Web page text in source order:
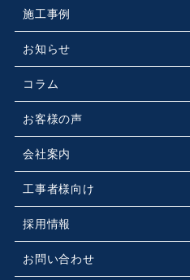
施工事例
お知らせ
コラム
お客様の声
会社案内
工事者様向け
採用情報
お問い合わせ